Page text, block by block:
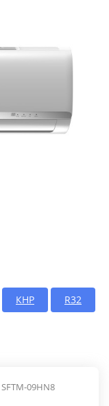
КНР R32
SFTM-09HN8